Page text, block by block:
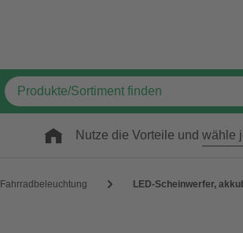
Nutze die Vorteile und wähle
Fahrradbeleuchtung LED-Scheinwerfer,